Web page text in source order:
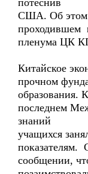
потеснив
США. Об этом
проходившем
пленума ЦК
Китайское
прочном
образования.
последнем
знаний
учащихся
показателям.
сообщении,